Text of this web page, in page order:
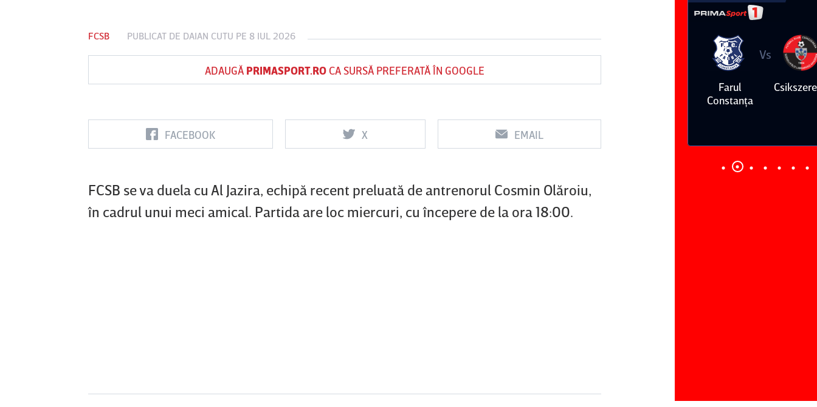
FCSB PUBLICAT DE DAIAN CUTU PE 8 IUL 2026
ADAUGĂ PRIMASPORT.ROCA SURSĂ PREFERATĂ ÎN GOOGLE
FACEBOOK X EMAIL
FCSB se va duela cu Al Jazira, echipă recent preluată de antrenorul Cosmin Olăroiu,
în cadrul unui meci amical. Partida are loc miercuri, cu începere de la ora 18:00.
FC Botoşani
Vs
Corvinul
Sepsi OSK Sf
Vs
FCSB UTA Arad
0
Vs
Rapid
0
Farul
Vs
Dinamo
Vs
FC